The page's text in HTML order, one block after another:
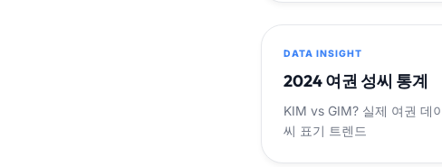
DATA INSIGHT
2024 여권 성씨 통계
KIM vs GIM? 실제 여권 데
씨 표기 트렌드